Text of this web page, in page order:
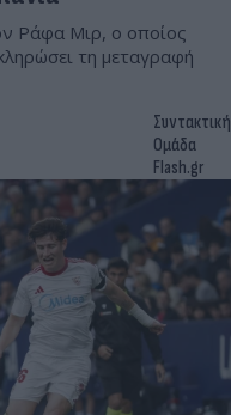
Ράφα Μιρ, ο οποίος
τη μεταγραφή
Συντακτική
Ομάδα
Flash.gr